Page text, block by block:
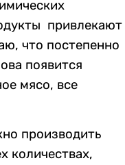
привлекают
что постепенно
появится
мясо, все
производить
количествах,